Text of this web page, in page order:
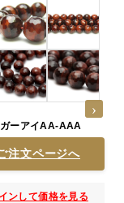
ガーアイAA-AAA
注文ページへ
ンして価格を見る